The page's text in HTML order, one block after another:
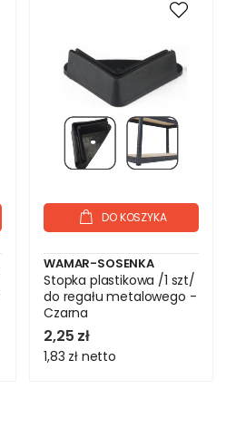
DO KOSZYKA
WAMAR-SOSENKA
Stopka plastikowa /1 szt/
do regału metalowego -
Czarna
2,25 zł
1,83 zł netto